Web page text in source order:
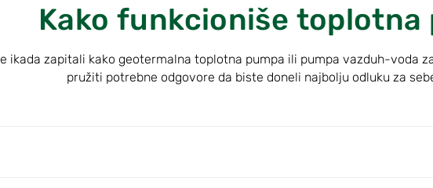
Kako funkcioniše toplotna
ikada zapitali kako geotermalna toplotna pumpa ili pumpa vazduh-voda
pružiti potrebne odgovore da biste doneli najbolju odluku za